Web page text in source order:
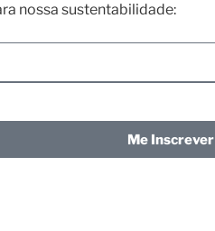
nossa sustentabilidade:
Me Inscrever